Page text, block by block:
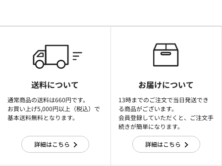
送料について
通常商品の送料は660円です。
お買い上げ5,000円以上（税込）で
基本送料無料となります。
詳細はこちら
お届けについて
13時までのご注文で当日発送でき
る商品がございます。
会員登録していただくと、ご注文手
続きが簡単になります。
詳細はこちら